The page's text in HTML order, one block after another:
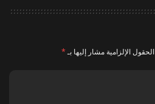
الحقول الإلزامية مشار إليها بـ*